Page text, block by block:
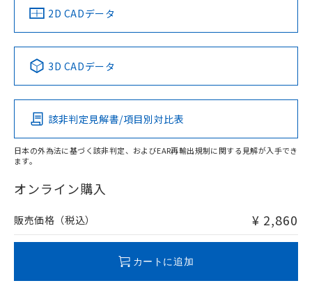
中国 RoHS 注意事項・凡例
Pb Hg Cd Cr(VI)
O
在庫等で未対応品が混在する可能性があります。
問い合わせください。
2D CADデータ
3D CADデータ
該非判定見解書/項目別対比表
日本の外為法に基づく該非判定、およびEAR再輸出規制に関する見解が入手でき
ます。
オンライン購入
販売価格（税込） ¥ 2,860
カートに追加